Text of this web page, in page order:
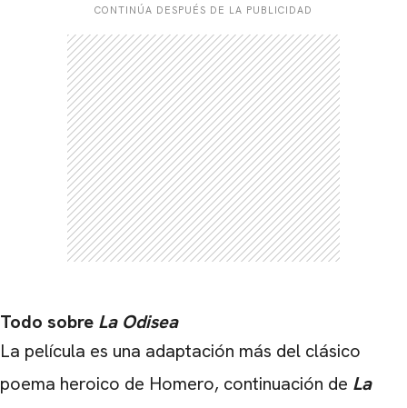
CONTINÚA DESPUÉS DE LA PUBLICIDAD
Todo sobre La Odisea
La película es una adaptación más del clásico
poema heroico de Homero, continuación de La